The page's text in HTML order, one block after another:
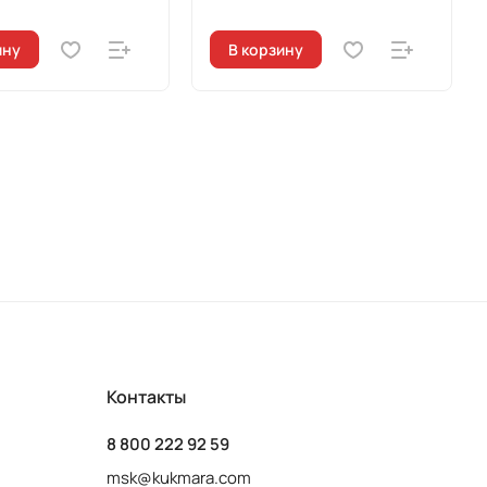
В корзину
Контакты
8 800 222 92 59
msk@kukmara.com